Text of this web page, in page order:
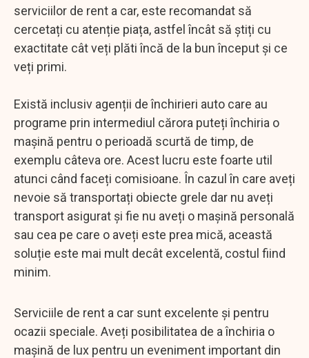
serviciilor de rent a car, este recomandat să
cercetați cu atenție piața, astfel încât să știți cu
exactitate cât veți plăti încă de la bun început și ce
veți primi.
Există inclusiv agenții de închirieri auto care au
programe prin intermediul cărora puteți închiria o
mașină pentru o perioadă scurtă de timp, de
exemplu câteva ore. Acest lucru este foarte util
atunci când faceți comisioane. În cazul în care aveți
nevoie să transportați obiecte grele dar nu aveți
transport asigurat și fie nu aveți o mașină personală
sau cea pe care o aveți este prea mică, această
soluție este mai mult decât excelentă, costul fiind
minim.
Serviciile de rent a car sunt excelente și pentru
ocazii speciale. Aveți posibilitatea de a închiria o
mașină de lux pentru un eveniment important din